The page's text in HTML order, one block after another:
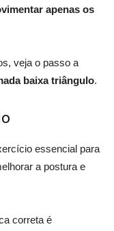
apenas os
veja o passo a
baixa triângulo.
essencial para
a postura e
correta é